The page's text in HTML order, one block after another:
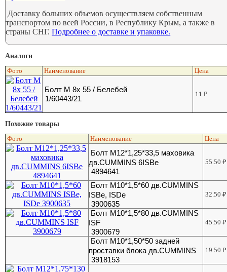
Доставку больших объемов осуществляем собственным
транспортом по всей России, в Республику Крым, а также в
страны СНГ.Подробнее о доставке и упаковке.
Аналоги
Фото Наименование Цена
Болт М 8х 55 / Белебей
1/60443/21
11₽
Похожие товары
Фото Наименование Цена
Болт M12*1,25*33,5 маховика
дв.CUMMINS 6ISBe
4894641
55.50₽
Болт М10*1,5*60 дв.CUMMINS
ISBe, ISDe
3900635
32.50₽
Болт М10*1,5*80 дв.CUMMINS
ISF
3900679
45.50₽
Болт М10*1,50*50 задней
проставки блока дв.CUMMINS
3918153
19.50₽